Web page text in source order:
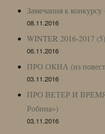
Замечания к
08.11.2016
WINTER 2016-2017 (5)
06.11.2016
ПРО ОКНА (из
03.11.2016
ПРО ВЕТЕР И ВРЕМЯ
Робина»)
03.11.2016